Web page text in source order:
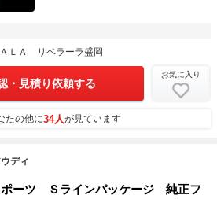
ＬＡ リベラーラ盛岡
・見積り依頼する
お気に入り
たの他に34人が見ています
ディ
ーツ Ｓラインパッケージ 純正フ